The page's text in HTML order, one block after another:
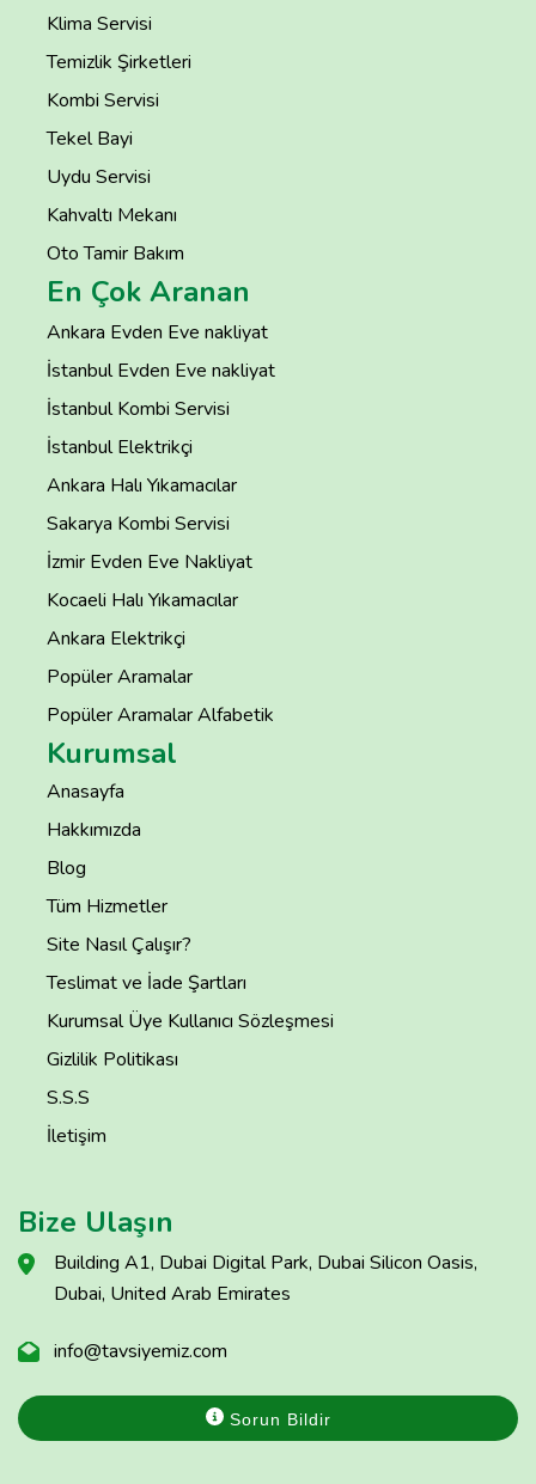
Klima Servisi
Temizlik Şirketleri
Kombi Servisi
Tekel Bayi
Uydu Servisi
Kahvaltı Mekanı
Oto Tamir Bakım
En Çok Aranan
Ankara Evden Eve nakliyat
İstanbul Evden Eve nakliyat
İstanbul Kombi Servisi
İstanbul Elektrikçi
Ankara Halı Yıkamacılar
Sakarya Kombi Servisi
İzmir Evden Eve Nakliyat
Kocaeli Halı Yıkamacılar
Ankara Elektrikçi
Popüler Aramalar
Popüler Aramalar Alfabetik
Kurumsal
Anasayfa
Hakkımızda
Blog
Tüm Hizmetler
Site Nasıl Çalışır?
Teslimat ve İade Şartları
Kurumsal Üye Kullanıcı Sözleşmesi
Gizlilik Politikası
S.S.S
İletişim
Bize Ulaşın
Building A1, Dubai Digital Park, Dubai Silicon Oasis,
Dubai, United Arab Emirates
info@tavsiyemiz.com
Sorun Bildir